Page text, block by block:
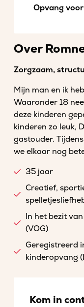
Opvang
Over
Zorgzaam,
Mijn man en ik
Waaronder 18
deze kinderen
kinderen zo leuk,
gastouder.
we elkaar nog
35 jaar
Creatief,
In het bezit
(VOG)
Geregistreerd
kinderopvang
Kom in